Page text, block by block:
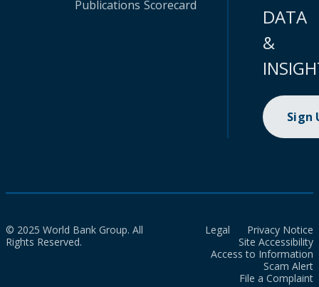
Publications Scorecard
DATA
&
Sign
© 2025 World Bank Group. All
Rights Reserved.
Legal
Privacy Notice
Site Accessibility
Access to Information
Scam Alert
File a Complaint